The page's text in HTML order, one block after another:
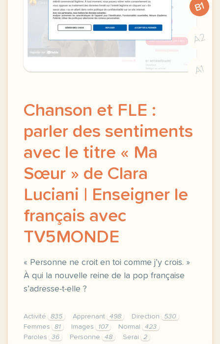
B1
A2
A1
Chanson et FLE :
parler des sentiments
avec le titre « Ma
Sœur » de Clara
Luciani | Enseigner le
français avec
TV5MONDE
« Personne ne croit en toi comme j’y crois. »
À qui la nouvelle reine de la pop française
s’adresse-t-elle ?
Activité 835 Apprenant 498 Direction
530
Femmes
81 Images 107 Normal
423
Paroles
36 Personne 48 Serai 2